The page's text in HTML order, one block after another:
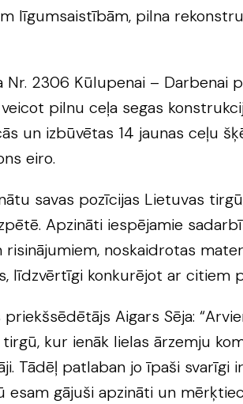
līgumsaistībām, pilna
Nr. 2306 Kūlupenai – Darbenai
pilnu ceļa segas
un izbūvētas 14 jaunas ceļu
eiro.
savas pozīcijas Lietuvas
Apzināti iespējamie
noskaidrotas
līdzvērtīgi konkurējot ar citiem
priekšsēdētājs Aigars Sēja:
kur ienāk lielas ārzemju
Tādēļ patlaban jo īpaši
esam gājuši apzināti un